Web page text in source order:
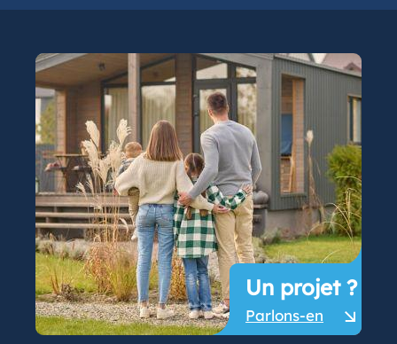
Un projet ?
Parlons-en